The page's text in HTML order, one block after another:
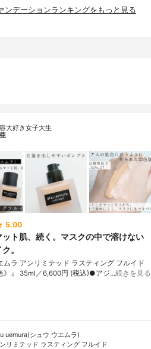
ンデーションランキングをもっと見る
大好き女子大生
5.00
ット肌、続く。マスクの中で溶けない
。
ムラ アンリミテッド ラスティング フルイド
》』 35ml／6,600円 (税込)●アジ…続きを見る
uemura(シュウ ウエムラ)
リミテッド ラスティング フルイド